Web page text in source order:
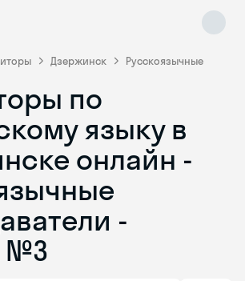
Дзержинск Русскоязычные
по
языку в
онлайн -
-
№3